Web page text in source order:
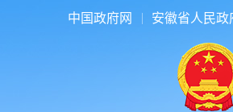
中国政府网 安徽省人民政